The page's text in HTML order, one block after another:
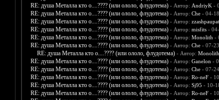
RE: душа Металла кто о....???? (или ололо, флудотема) - Автор: AndriyK-
RE: душа Металла кто о....???? (или ололо, флудотема) - Автор: Che- 04-
RE: душа Металла кто о....???? (или ололо, флудотема) - Автор: zzashpaupat
RE: душа Металла кто о....???? (или ололо, флудотема) - Автор: misfits- 04-
RE: душа Металла кто о....???? (или ололо, флудотема) - Автор: Monolith -
RE: душа Металла кто о....???? (или ололо, флудотема) - Автор: Che- 07-
RE: душа Металла кто о....???? (или ололо, флудотема) - Автор: Monolith
RE: душа Металла кто о....???? (или ололо, флудотема) - Автор: Ganelon -
RE: душа Металла кто о....???? (или ололо, флудотема) - Автор: Che- 07-
RE: душа Металла кто о....???? (или ололо, флудотема) - Автор: Ro-neF-
RE: душа Металла кто о....???? (или ололо, флудотема) - Автор: Sj95 - 10-
RE: душа Металла кто о....???? (или ололо, флудотема) - Автор: Ro-neF-